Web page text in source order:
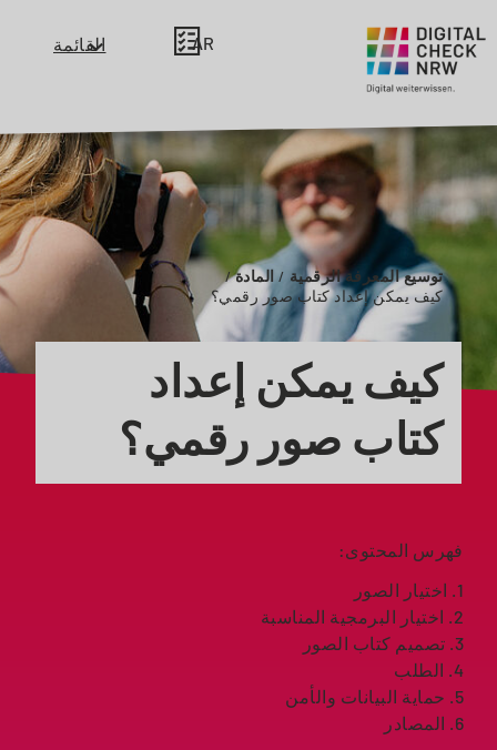
AR
القائمة
das
Menü
für
die
Haupt
Navigation
توسيع المعرفة الرقمية
المادة
كيف يمكن إعداد كتاب صور رقمي؟
كيف يمكن إعداد
كتاب صور رقمي؟
فهرس المحتوى:
1. اختيار الصور
2. اختيار البرمجية المناسبة
3. تصميم كتاب الصور
4. الطلب
5. حماية البيانات والأمن
6. المصادر